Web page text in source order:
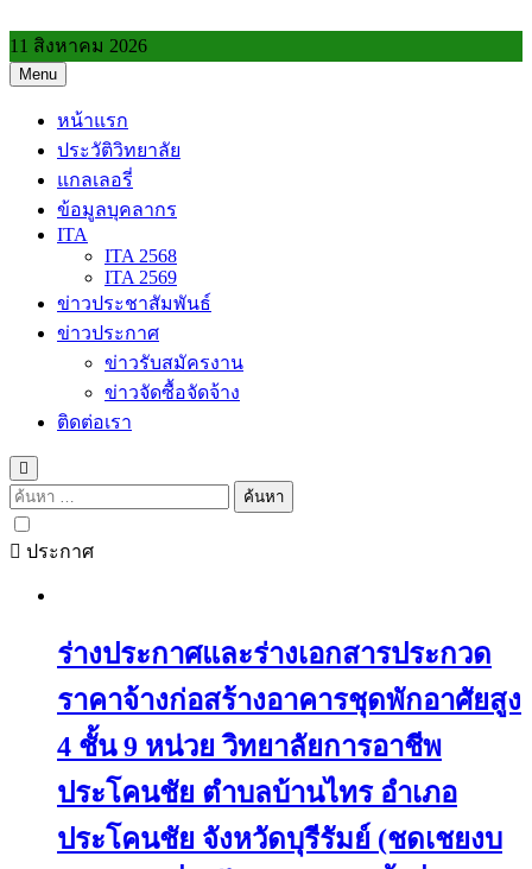
to
content
11 สิงหาคม 2026
Menu
หน้าแรก
ประวัติวิทยาลัย
แกลเลอรี่
ข้อมูลบุคลากร
ITA
ITA 2568
ITA 2569
ข่าวประชาสัมพันธ์
ข่าวประกาศ
ข่าวรับสมัครงาน
ข่าวจัดซื้อจัดจ้าง
ติดต่อเรา
ค้นหา
สำหรับ:
ประกาศ
ร่างประกาศและร่างเอกสารประกวด
ราคาจ้างก่อสร้างอาคารชุดพักอาศัยสูง
4 ชั้น 9 หน่วย วิทยาลัยการอาชีพ
ประโคนชัย ตำบลบ้านไทร อำเภอ
ประโคนชัย จังหวัดบุรีรัมย์ (ชดเชยงบ